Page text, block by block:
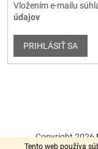
Tento web používa
Vložením e-mailu
údajov
PRIHLÁSIŤ SA
Copyright 2026